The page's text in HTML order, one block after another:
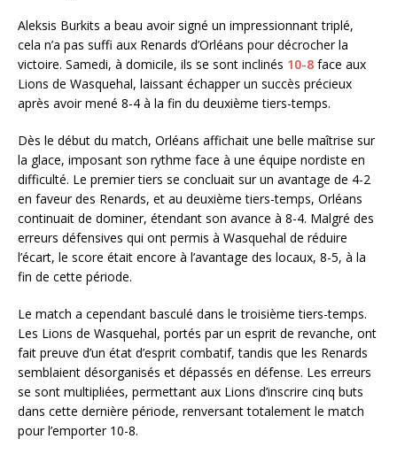
Aleksis Burkits a beau avoir signé un impressionnant triplé,
cela n’a pas suffi aux Renards d’Orléans pour décrocher la
victoire. Samedi, à domicile, ils se sont inclinés 10-8 face aux
Lions de Wasquehal, laissant échapper un succès précieux
après avoir mené 8-4 à la fin du deuxième tiers-temps.
Dès le début du match, Orléans affichait une belle maîtrise sur
la glace, imposant son rythme face à une équipe nordiste en
difficulté. Le premier tiers se concluait sur un avantage de 4-2
en faveur des Renards, et au deuxième tiers-temps, Orléans
continuait de dominer, étendant son avance à 8-4. Malgré des
erreurs défensives qui ont permis à Wasquehal de réduire
l’écart, le score était encore à l’avantage des locaux, 8-5, à la
fin de cette période.
Le match a cependant basculé dans le troisième tiers-temps.
Les Lions de Wasquehal, portés par un esprit de revanche, ont
fait preuve d’un état d’esprit combatif, tandis que les Renards
semblaient désorganisés et dépassés en défense. Les erreurs
se sont multipliées, permettant aux Lions d’inscrire cinq buts
dans cette dernière période, renversant totalement le match
pour l’emporter 10-8.